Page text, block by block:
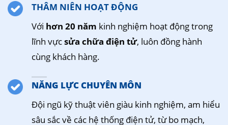
THÂM NIÊN HOẠT ĐỘNG
Với hơn 20 năm kinh nghiệm hoạt động trong
lĩnh vựcsửa chữa điện tử, luôn đồng hành
cùng khách hàng.
NĂNG LỰC CHUYÊN MÔN
Đội ngũ kỹ thuật viên giàu kinh nghiệm, am hiểu
sâu sắc về các hệ thống điện tử, từ bo mạch,